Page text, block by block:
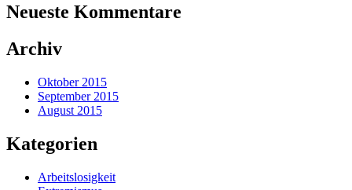
Neueste Kommentare
Archiv
Oktober 2015
September 2015
August 2015
Kategorien
Arbeitslosigkeit